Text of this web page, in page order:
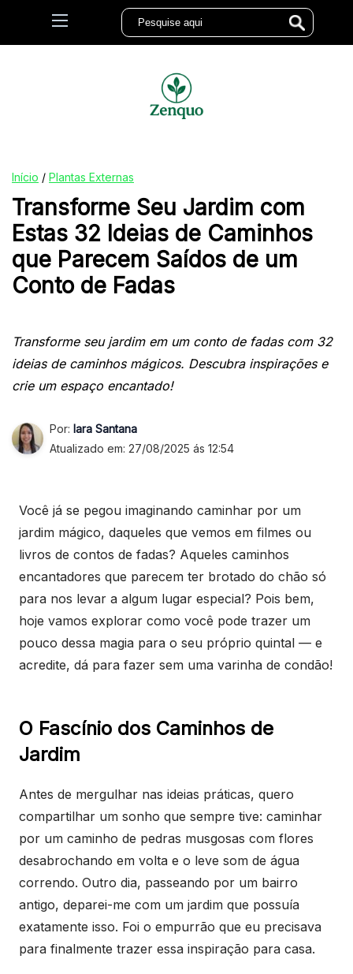
Início / Plantas Externas
Transforme Seu Jardim com
Estas 32 Ideias de Caminhos
que Parecem Saídos de um
Conto de Fadas
Transforme seu jardim em um conto de fadas com 32
ideias de caminhos mágicos. Descubra inspirações e
crie um espaço encantado!
Por: Iara Santana
Atualizado em: 27/08/2025 ás 12:54
Você já se pegou imaginando caminhar por um
jardim mágico, daqueles que vemos em filmes ou
livros de contos de fadas? Aqueles caminhos
encantadores que parecem ter brotado do chão só
para nos levar a algum lugar especial? Pois bem,
hoje vamos explorar como você pode trazer um
pouco dessa magia para o seu próprio quintal — e
acredite, dá para fazer sem uma varinha de condão!
O Fascínio dos Caminhos de
Jardim
Antes de mergulhar nas ideias práticas, quero
compartilhar um sonho que sempre tive: caminhar
por um caminho de pedras musgosas com flores
desabrochando em volta e o leve som de água
correndo. Outro dia, passeando por um bairro
antigo, deparei-me com um jardim que possuía
exatamente isso. Foi o empurrão que eu precisava
para finalmente trazer essa inspiração para casa.